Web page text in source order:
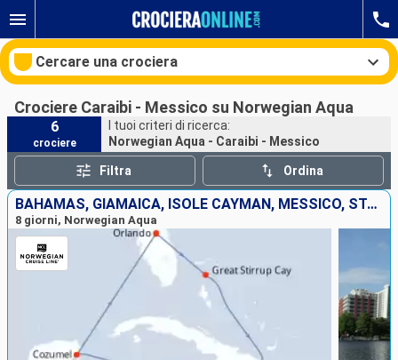
Cercare una crociera
Le nostre destinazioni
Mesi di partenza
Porti
Ricerca
Crociere Caraibi - Messico su Norwegian Aqua
6
crociere
I tuoi criteri di ricerca:
Norwegian Aqua - Caraibi - Messico
Filtra Ordina
BAHAMAS, GIAMAICA, ISOLE CAYMAN, MESSICO, STATI UNITI
8 giorni, Norwegian Aqua